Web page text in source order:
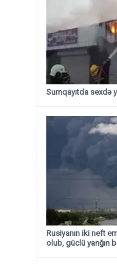
Sumqayıtda sexdə
Rusiyanın iki neft
olub, güclü yanğın